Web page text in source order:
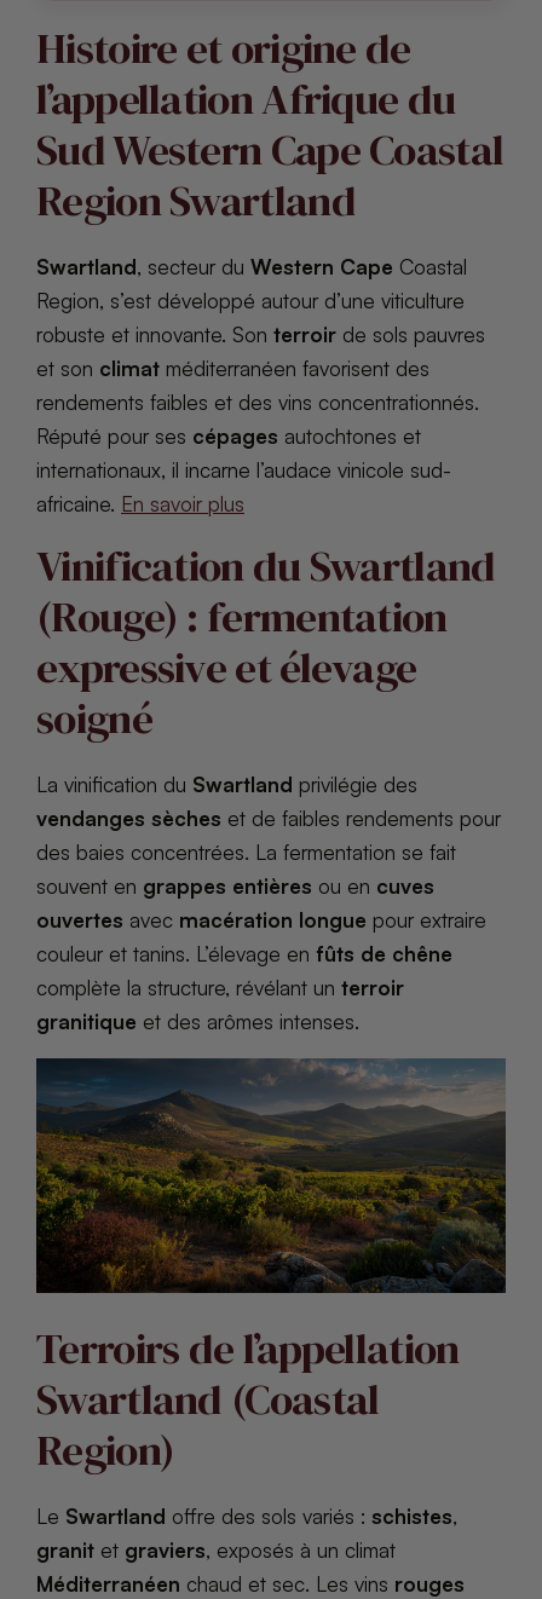
Histoire et origine de
l’appellation Afrique du
Sud Western Cape Coastal
Region Swartland
Swartland, secteur du Western Cape Coastal
Region, s’est développé autour d’une viticulture
robuste et innovante. Son terroir de sols pauvres
et son climat méditerranéen favorisent des
rendements faibles et des vins concentrationnés.
Réputé pour ses cépages autochtones et
internationaux, il incarne l’audace vinicole sud-
africaine. En savoir plus
Vinification du Swartland
(Rouge) : fermentation
expressive et élevage
soigné
La vinification du Swartland privilégie des
vendanges sèches et de faibles rendements pour
des baies concentrées. La fermentation se fait
souvent en grappes entières ou en cuves
ouvertes avec macération longue pour extraire
couleur et tanins. L’élevage en fûts de chêne
complète la structure, révélant un terroir
granitique et des arômes intenses.
Terroirs de l’appellation
Swartland (Coastal
Region)
Le Swartland offre des sols variés : schistes,
granit et graviers, exposés à un climat
Méditerranéen chaud et sec. Les vins rouges